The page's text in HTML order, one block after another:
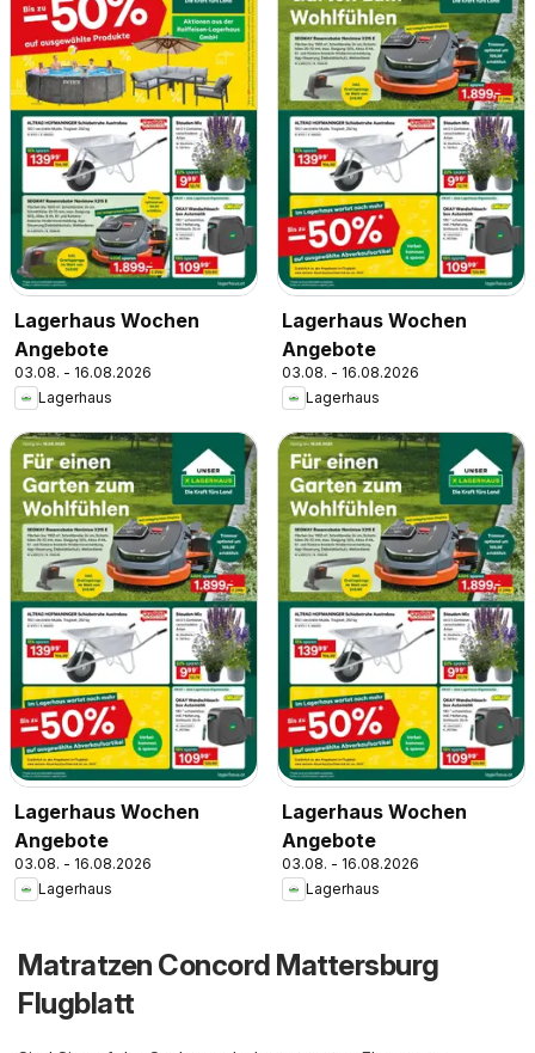
Lagerhaus Wochen
Angebote
03.08. - 16.08.2026
Lagerhaus
Lagerhaus Wochen
Angebote
03.08. - 16.08.2026
Lagerhaus
Lagerhaus Wochen
Angebote
03.08. - 16.08.2026
Lagerhaus
Lagerhaus Wochen
Angebote
03.08. - 16.08.2026
Lagerhaus
Matratzen Concord Mattersburg
Flugblatt